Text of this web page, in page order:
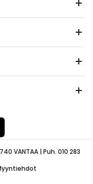
VANTAA | Puh. 010 283